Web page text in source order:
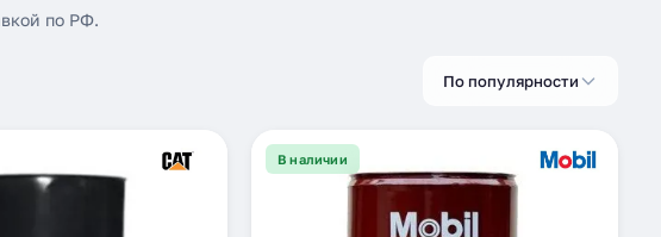
по РФ.
По популярности
В наличии